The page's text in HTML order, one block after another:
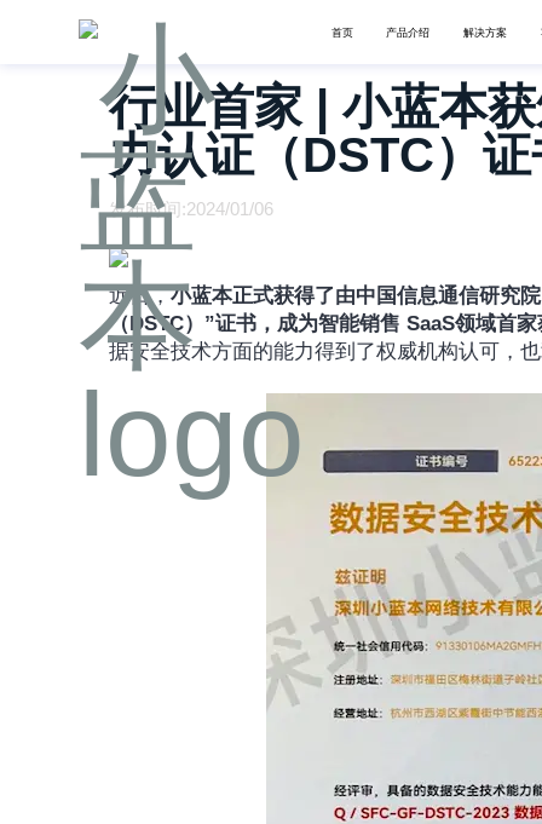
首页 产品介绍 解决方案
行业首家 | 小蓝本
力认证（DSTC）证
发布时间:2024/01/06
近日，小蓝本正式获得了由中国信息通信研究
（DSTC）”证书，成为智能销售 SaaS领域首
据安全技术方面的能力得到了权威机构认可，